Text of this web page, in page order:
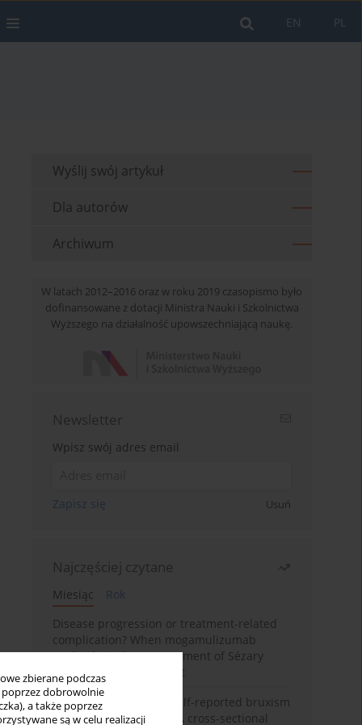
zbierane podczas
poprzez dobrowolnie
a także poprzez
są w celu realizacji
PL
EN
Wyślij swój artykuł
Dla autorów
Archiwum
W latach 2012–2016 oraz w roku 2019 czasopismo było
dofinansowane z dotacji Ministra Nauki i Szkolnictwa
Wyższego na działalność upowszechniającą naukę.
Newsletter
Wpisz swój adres email
Zapisz się Usuń
Najczęściej czytane
Miesiąc
Rok
Disease progression or treatment-related
complication? When mogamulizumab
misleads in the management of Sézary
syndrome: A case report
Personality traits and self-reported bruxism
in university students: A cross-sectional